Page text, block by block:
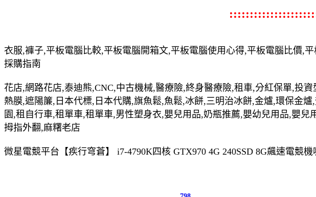
衣服,褲子,平板電腦比較,平板電腦開箱文,平板電腦使用心得,平板電腦比價,
採購指南
花店,網路花店,泰迪熊,CNC,中古機械,醫療險,終身醫療險,租車,分紅保單,投
熱膜,遮陽簾,日本代標,日本代購,旗魚鬆,魚鬆,冰餅,三明治冰餅,金爐,環保金
園,租自行車,租單車,租單車,男性塑身衣,嬰兒用品,奶瓶推薦,嬰幼兒用品,嬰
拇指外翻,麻糬老店
微星電競平台【疾行穹蒼】 i7-4790K四核 GTX970 4G 240SSD 8G飆速電